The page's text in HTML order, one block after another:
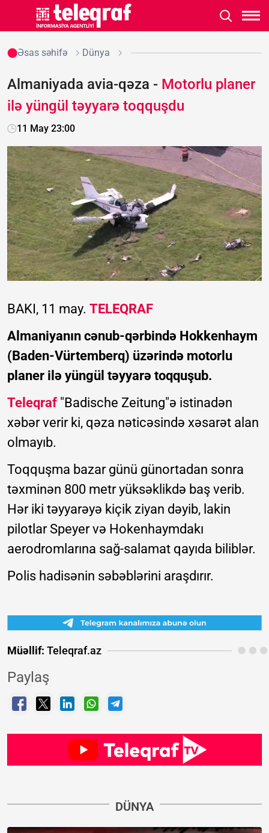
Əsas səhifə Dünya
Almaniyada avia-qəza - Motorlu planer
ilə yüngül təyyarə toqquşdu
11 May 23:00
BAKI, 11 may. TELEQRAF
Almaniyanın cənub-qərbində Hokkenhaym
(Baden-Vürtemberq) üzərində motorlu
planer ilə yüngül təyyarə toqquşub.
Teleqraf "Badische Zeitung"ə istinadən
xəbər verir ki, qəza nəticəsində xəsarət alan
olmayıb.
Toqquşma bazar günü günortadan sonra
təxminən 800 metr yüksəklikdə baş verib.
Hər iki təyyarəyə kiçik ziyan dəyib, lakin
pilotlar Speyer və Hokenhaymdakı
aerodromlarına sağ-salamat qayıda biliblər.
Polis hadisənin səbəblərini araşdırır.
Müəllif: Teleqraf.az
Paylaş
DÜNYA